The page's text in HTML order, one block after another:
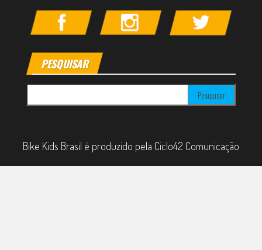
PESQUISAR
Bike Kids Brasil é produzido pela Ciclo42 Comunicação